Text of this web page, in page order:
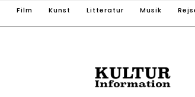
Film Kunst Litteratur Musik